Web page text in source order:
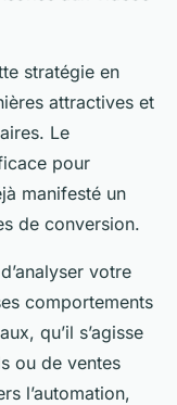
stratégie en
attractives et
Le
pour
manifesté un
de conversion.
votre
comportements
qu’il s’agisse
ou de ventes
l’automation,